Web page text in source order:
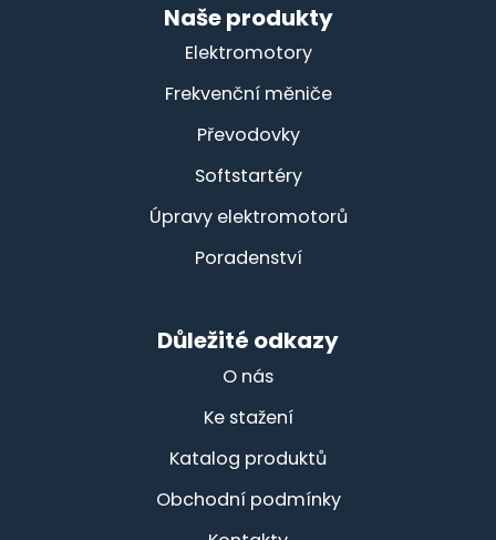
Naše produkty
Elektromotory
Frekvenční měniče
Převodovky
Softstartéry
Úpravy elektromotorů
Poradenství
Důležité odkazy
O nás
Ke stažení
Katalog produktů
Obchodní podmínky